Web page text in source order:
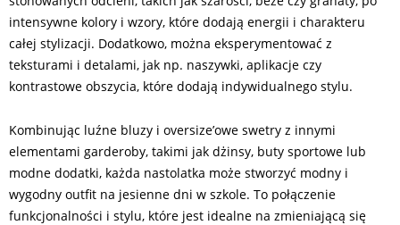
intensywne kolory i wzory, które dodają energii i charakteru
całej stylizacji. Dodatkowo, można eksperymentować z
teksturami i detalami, jak np. naszywki, aplikacje czy
kontrastowe obszycia, które dodają indywidualnego stylu.
Kombinując luźne bluzy i oversize’owe swetry z innymi
elementami garderoby, takimi jak dżinsy, buty sportowe lub
modne dodatki, każda nastolatka może stworzyć modny i
wygodny outfit na jesienne dni w szkole. To połączenie
funkcjonalności i stylu, które jest idealne na zmieniającą się